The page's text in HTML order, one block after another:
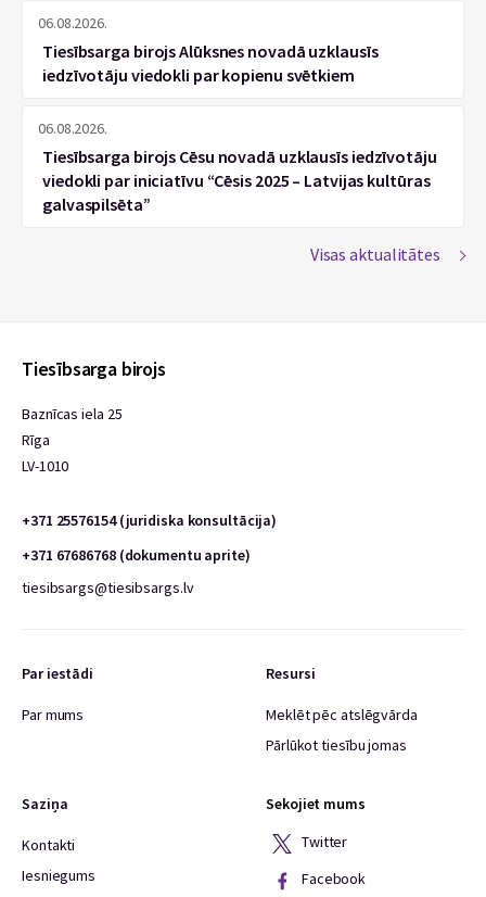
06.08.2026.
Tiesībsarga birojs Alūksnes novadā uzklausīs
iedzīvotāju viedokli par kopienu svētkiem
06.08.2026.
Tiesībsarga birojs Cēsu novadā uzklausīs iedzīvotāju
viedokli par iniciatīvu “Cēsis 2025 – Latvijas kultūras
galvaspilsēta”
Visas aktualitātes
Tiesībsarga birojs
Baznīcas iela 25
Rīga
LV-1010
+371 25576154 (juridiska konsultācija)
+371 67686768 (dokumentu aprite)
tiesibsargs@tiesibsargs.lv
Par iestādi
Par mums
Resursi
Meklēt pēc atslēgvārda
Pārlūkot tiesību jomas
Saziņa
Kontakti
Iesniegums
Sekojiet mums
Twitter
Facebook